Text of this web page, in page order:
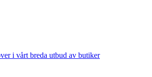
i vårt breda utbud av butiker